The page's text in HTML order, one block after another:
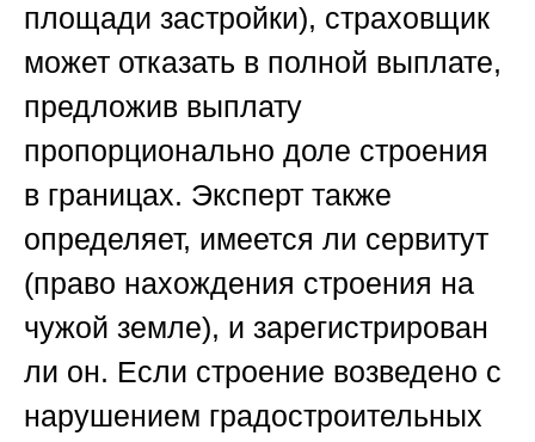
площади застройки), страховщик
может отказать в полной выплате,
предложив выплату
пропорционально доле строения
в границах. Эксперт также
определяет, имеется ли сервитут
(право нахождения строения на
чужой земле), и зарегистрирован
ли он. Если строение возведено с
нарушением градостроительных